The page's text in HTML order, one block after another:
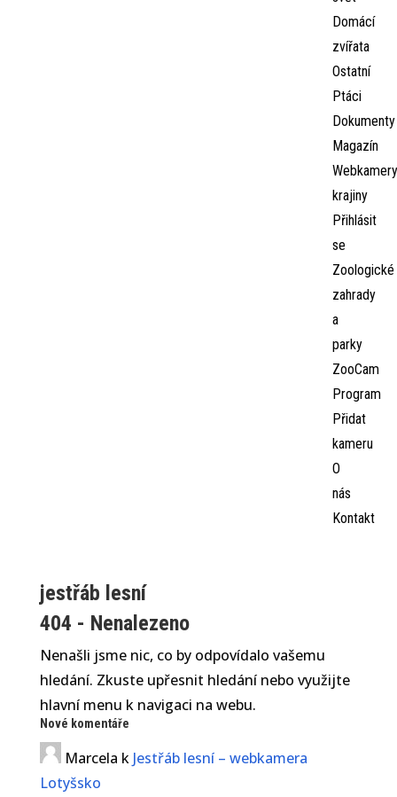
Domácí
zvířata
Ostatní
Ptáci
Dokumenty
Magazín
Webkamery
krajiny
Přihlásit
se
Zoologické
zahrady
a
parky
ZooCam
Program
Přidat
kameru
O
nás
Kontakt
jestřáb lesní
404 - Nenalezeno
Nenašli jsme nic, co by odpovídalo vašemu
hledání. Zkuste upřesnit hledání nebo využijte
hlavní menu k navigaci na webu.
Nové komentáře
Marcela k Jestřáb lesní – webkamera
Lotyšsko